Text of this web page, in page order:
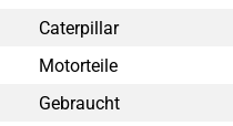
Caterpillar
Motorteile
Gebraucht